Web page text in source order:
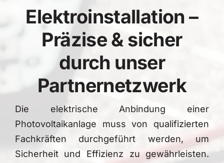
Elektroinstallation –
Präzise & sicher
durch unser
Partnernetzwerk
Die elektrische Anbindung einer
Photovoltaikanlage muss von qualifizierten
Fachkräften durchgeführt werden, um
Sicherheit und Effizienz zu gewährleisten.